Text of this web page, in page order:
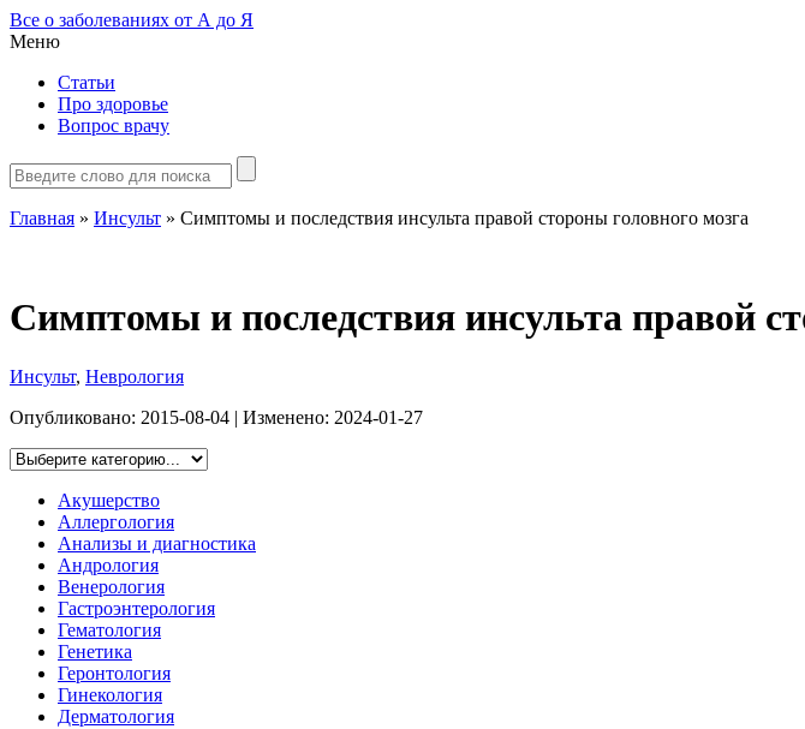
Все о заболеваниях от А до Я
Меню
Статьи
Про здоровье
Вопрос врачу
Главная » Инсульт » Симптомы и последствия инсульта правой стороны головного мозга
Симптомы и последствия инсульта правой
Инсульт, Неврология
Опубликовано: 2015-08-04 | Изменено: 2024-01-27
Акушерство
Аллергология
Анализы и диагностика
Андрология
Венерология
Гастроэнтерология
Гематология
Генетика
Геронтология
Гинекология
Дерматология